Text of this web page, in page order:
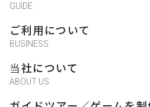
GUIDE
ご利用について
BUSINESS
当社について
ABOUT US